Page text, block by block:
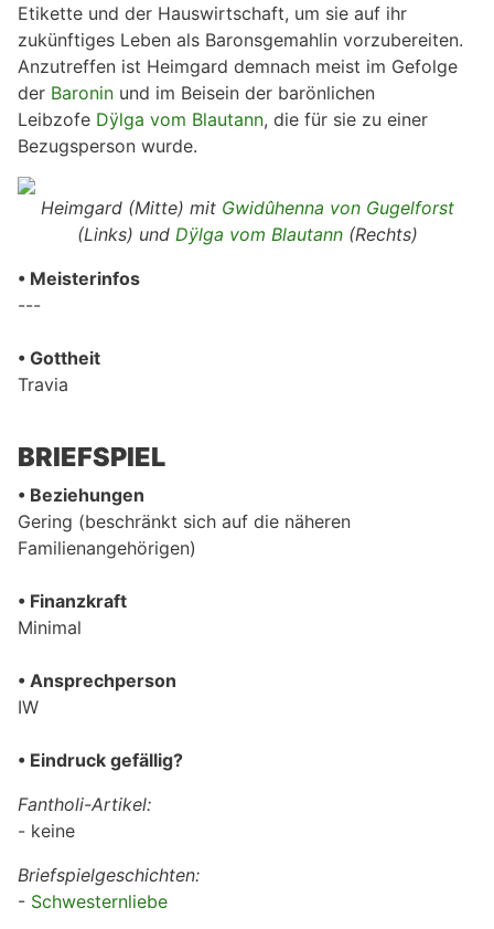
Etikette und der Hauswirtschaft, um sie auf ihr
zukünftiges Leben als Baronsgemahlin vorzubereiten.
Anzutreffen ist Heimgard demnach meist im Gefolge
der Baronin und im Beisein der barönlichen
Leibzofe Dÿlga vom Blautann, die für sie zu einer
Bezugsperson wurde.
Heimgard (Mitte) mit Gwidûhenna von Gugelforst
(Links) und Dÿlga vom Blautann(Rechts)
• Meisterinfos
---
• Gottheit
Travia
BRIEFSPIEL
• Beziehungen
Gering (beschränkt sich auf die näheren
Familienangehörigen)
• Finanzkraft
Minimal
• Ansprechperson
IW
• Eindruck gefällig?
Fantholi-Artikel:
- keine
Briefspielgeschichten:
- Schwesternliebe